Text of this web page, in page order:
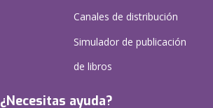
Canales de distribución
Simulador de publicación
de libros
¿Necesitas ayuda?